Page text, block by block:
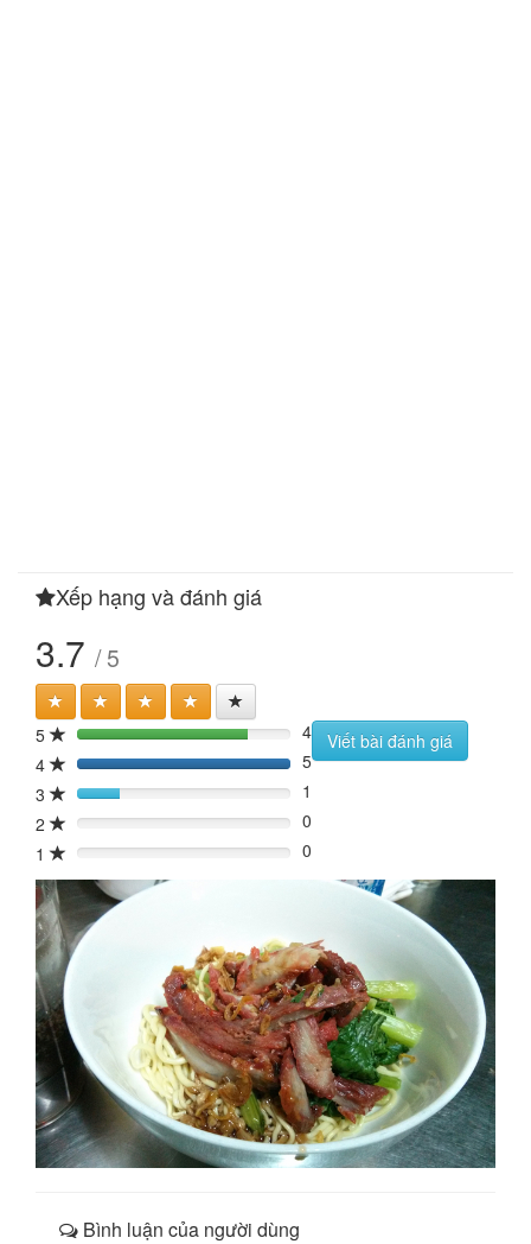
Xếp hạng và đánh giá
3.7 / 5
5 80%
4
4
100%
5
3
20%
1
2
0%
0
1
0% 0
Viết bài đánh giá
Bình luận của người dùng